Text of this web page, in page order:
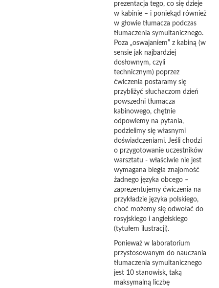
prezentacja tego, co się dzieje
w kabinie – i poniekąd również
w głowie tłumacza podczas
tłumaczenia symultanicznego.
Poza „oswajaniem” z kabiną (w
sensie jak najbardziej
dosłownym, czyli
technicznym) poprzez
ćwiczenia postaramy się
przybliżyć słuchaczom dzień
powszedni tłumacza
kabinowego, chętnie
odpowiemy na pytania,
podzielimy się własnymi
doświadczeniami. Jeśli chodzi
o przygotowanie uczestników
warsztatu - właściwie nie jest
wymagana biegła znajomość
żadnego języka obcego –
zaprezentujemy ćwiczenia na
przykładzie języka polskiego,
choć możemy się odwołać do
rosyjskiego i angielskiego
(tytułem ilustracji).
Ponieważ w laboratorium
przystosowanym do nauczania
tłumaczenia symultanicznego
jest 10 stanowisk, taką
maksymalną liczbę